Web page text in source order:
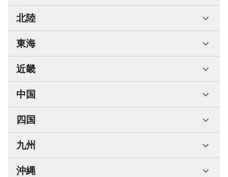
北陸
東海
近畿
中国
四国
九州
沖縄